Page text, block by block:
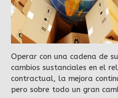
Operar con una cadena de
cambios sustanciales en el
contractual, la mejora
pero sobre todo un gran